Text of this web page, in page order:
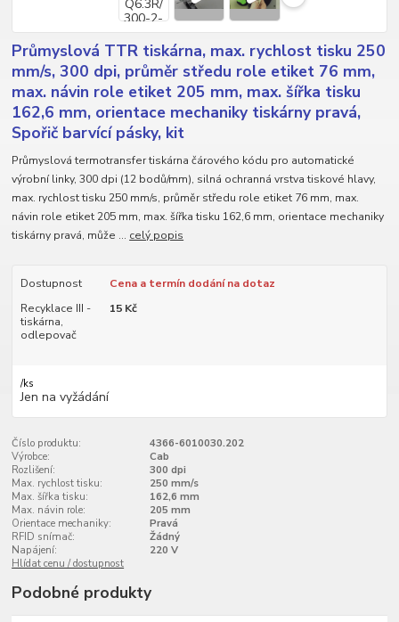
Průmyslová TTR tiskárna, max. rychlost tisku 250
mm/s, 300 dpi, průměr středu role etiket 76 mm,
max. návin role etiket 205 mm, max. šířka tisku
162,6 mm, orientace mechaniky tiskárny pravá,
Spořič barvící pásky, kit
Průmyslová termotransfer tiskárna čárového kódu pro automatické
výrobní linky, 300 dpi (12 bodů/mm), silná ochranná vrstva tiskové hlavy,
max. rychlost tisku 250 mm/s, průměr středu role etiket 76 mm, max.
návin role etiket 205 mm, max. šířka tisku 162,6 mm, orientace mechaniky
tiskárny pravá, může ... celý popis
Dostupnost
Cena a termín dodání na dotaz
Recyklace III -
tiskárna,
odlepovač
15 Kč
/ks
Jen na vyžádání
Číslo produktu:
4366-6010030.202
Výrobce:
Cab
Rozlišení:
300 dpi
Max. rychlost tisku:
250 mm/s
Max. šířka tisku:
162,6 mm
Max. návin role:
205 mm
Orientace mechaniky:
Pravá
RFID snímač:
Žádný
Napájení:
220 V
Hlídat cenu / dostupnost
Podobné produkty